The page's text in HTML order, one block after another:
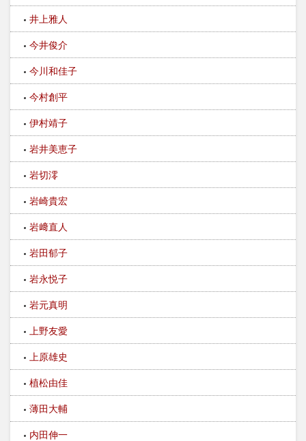
井上雅人
今井俊介
今川和佳子
今村創平
伊村靖子
岩井美恵子
岩切澪
岩崎貴宏
岩﨑直人
岩田郁子
岩永悦子
岩元真明
上野友愛
上原雄史
植松由佳
薄田大輔
内田伸一